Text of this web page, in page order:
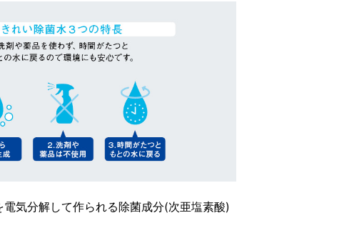
電気分解して作られる除菌成分(次亜塩素酸)